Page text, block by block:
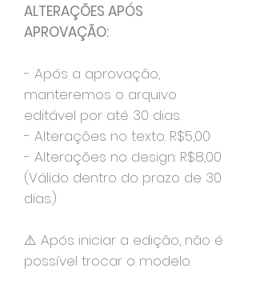
ALTERAÇÕES APÓS
APROVAÇÃO:
- Após a aprovação,
manteremos o arquivo
editável por até 30 dias.
- Alterações no texto: R$5,00
- Alterações no design: R$8,00
(Válido dentro do prazo de 30
dias.)
⚠️ Após iniciar a edição, não é
possível trocar o modelo.